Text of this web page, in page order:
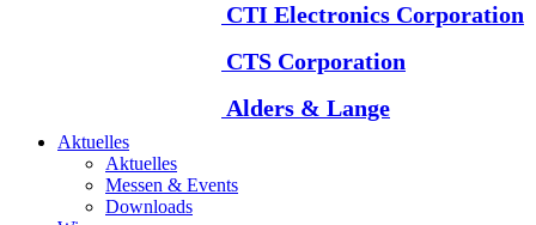
CTI Electronics Corporation
CTS Corporation
Alders & Lange
Aktuelles
Aktuelles
Messen & Events
Downloads